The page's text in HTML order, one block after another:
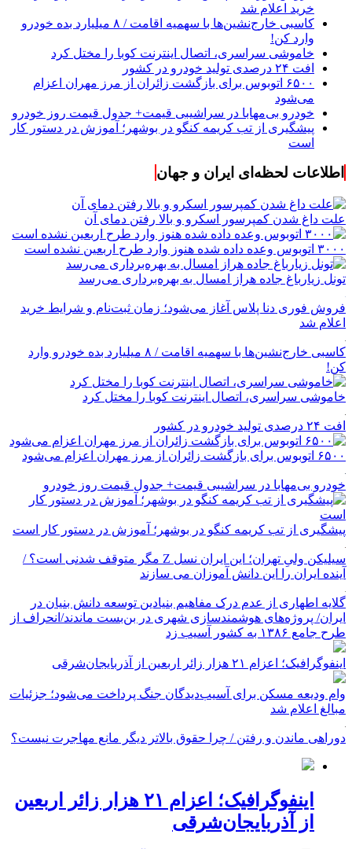
خرید اعلام شد
کاسبی خارج‌نشین‌ها با سهمیه اقامت / ۸ میلیارد بده خودرو
وارد کن!
خاموشی سراسری، اتصال اینترنت کوبا را مختل کرد
افت ۲۴ درصدی تولید خودرو در کشور
۶۵۰۰ اتوبوس برای بازگشت زائران از مرز مهران اعزام
می‌شود
خودرو بی‌مهابا در سراشیبی قیمت+ جدول قیمت روز خودرو
پیشگیری از تب کریمه کنگو در بوشهر؛ آموزش در دستور کار
است
اطلاعات لحظه‌ای ایران و جهان
علت داغ شدن کمپرسور اسکرو و بالا رفتن دمای آن
۳۰۰۰ اتوبوس وعده داده شده هنوز وارد طرح اربعین نشده است
تونل زیارباغ جاده هراز امسال به بهره‌برداری می‌رسد
فروش فوری دنا پلاس آغاز می‌شود؛ زمان ثبت‌نام و شرایط خرید
اعلام شد
کاسبی خارج‌نشین‌ها با سهمیه اقامت / ۸ میلیارد بده خودرو وارد
کن!
خاموشی سراسری، اتصال اینترنت کوبا را مختل کرد
افت ۲۴ درصدی تولید خودرو در کشور
۶۵۰۰ اتوبوس برای بازگشت زائران از مرز مهران اعزام می‌شود
خودرو بی‌مهابا در سراشیبی قیمت+ جدول قیمت روز خودرو
پیشگیری از تب کریمه کنگو در بوشهر؛ آموزش در دستور کار است
سیلیکن ولیِ تهران؛ این ایران نسل Z مگر متوقف شدنی است؟ /
آینده ایران را این دانش آموزان می سازند
گلایه اطهاری از عدم درک مفاهیم بنیادین توسعه دانش بنیان در
ایران/ پروژه‌های هوشمندسازی شهری در بن‌بست ماندند/انحراف از
طرح جامع ۱۳۸۶ به کشور آسیب زد
اینفوگرافیک؛ اعزام ۲۱ هزار زائر اربعین از آذربایجان‌شرقی
وام ودیعه مسکن برای آسیب‌دیدگان جنگ پرداخت می‌شود؛ جزئیات
مبالغ اعلام شد
دوراهی ماندن و رفتن / چرا حقوق بالاتر دیگر مانع مهاجرت نیست؟
اینفوگرافیک؛ اعزام ۲۱ هزار زائر اربعین
از آذربایجان‌شرقی